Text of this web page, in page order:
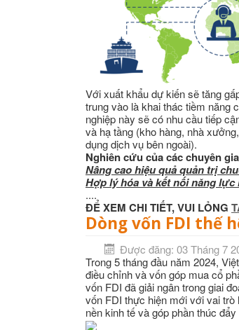
Với xuất khẩu dự kiến sẽ tăng
trung vào là khai thác tiềm năng
nghiệp này sẽ có nhu cầu tiếp
và hạ tầng (kho hàng, nhà
dụng dịch vụ bên ngoài).
Nghiên cứu của các chuyên
Nâng cao hiệu quả quản trị
Hợp lý hóa và kết nối năng
....
ĐỂ XEM CHI TIẾT, VUI LỎNG
Dòng vốn FDI thế
Được đăng: 03 Tháng 7
Trong 5 tháng đầu năm 2024,
điều chỉnh và vốn góp mua cổ
vốn FDI đã giải ngân trong giai
vốn FDI thực hiện mới với vai trò
nền kinh tế và góp phần thúc